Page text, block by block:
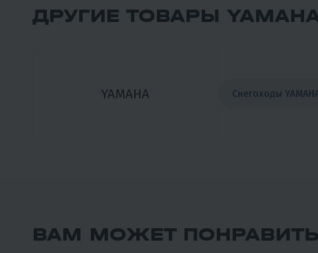
ДРУГИЕ ТОВАРЫ
YAMAHA Снегоходы
ВАМ МОЖЕТ